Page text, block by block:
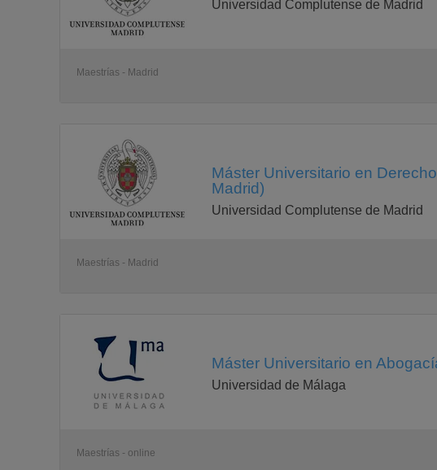
Universidad Complutense de Madrid
Maestrías - Madrid
Máster Universitario en
Madrid)
Universidad Complutense de Madrid
Maestrías - Madrid
Máster Universitario en
Universidad de Málaga
Maestrías - online